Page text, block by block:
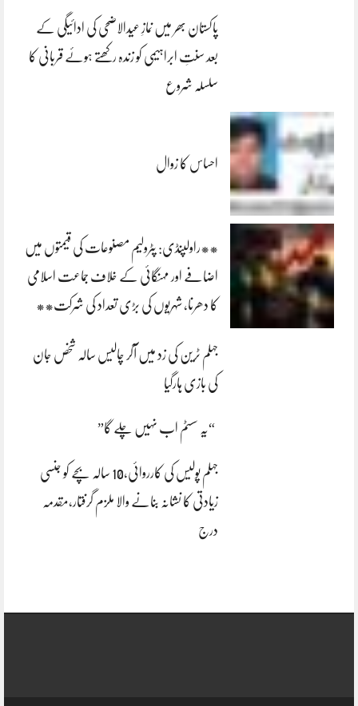
پاکستان بھر میں نمازِ عیدالاضحی کی ادائیگی کے
بعد سنتِ ابراہیمی کو زندہ رکھتے ہوئے قربانی کا
سلسلہ شروع
احساس کا زوال
**راولپنڈی: پٹرولیم مصنوعات کی قیمتوں میں
اضافے اور مہنگائی کے خلاف جماعت اسلامی
کا دھرنا، شہریوں کی بڑی تعداد کی شرکت**
جہلم ٹرین کی زد میں آکر چالیس سالہ شخص جان
کی بازی ہارگیا
“یہ سسٹم اب نہیں چلے گا”
جہلم پولیس کی کارروائی،10 سالہ بچے کو جنسی
زیادتی کا نشانہ بنانے والا ملزم گرفتار،مقدمہ
درج